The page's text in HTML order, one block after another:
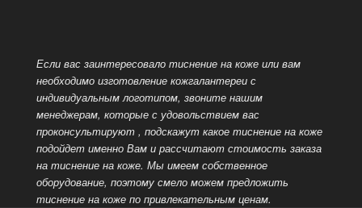
Если вас заинтересовало тиснение на коже или вам
необходимо изготовление кожгалантереи с
индивидуальным логотипом, звоните нашим
менеджерам, которые с удовольствием вас
проконсультируют , подскажут какое тиснение на коже
подойдет именно Вам и рассчитают стоимость заказа
на тиснение на коже. Мы имеем собственное
оборудование, поэтому смело можем предложить
тиснение на коже по привлекательным ценам.